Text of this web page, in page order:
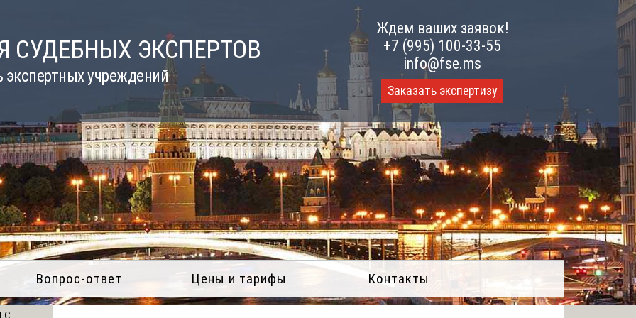
СУДЕБНЫХ ЭКСПЕРТОВ
экспертных учреждений
Ждем ваших заявок!
+7 (995) 100-33-55
info@fse.ms
Заказать экспертизу
Вопрос-ответ Цены и тарифы Контакты
с